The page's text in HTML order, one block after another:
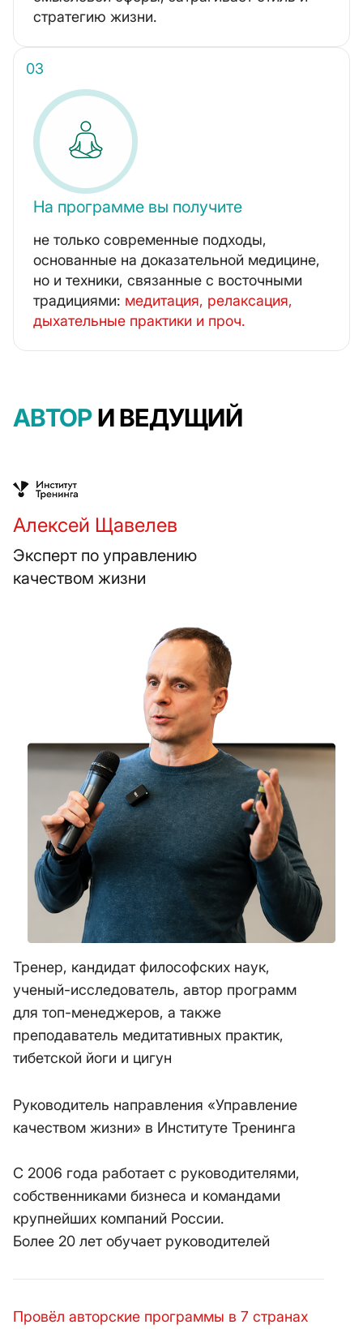
стратегию жизни.
На программе вы получите
не только современные подходы,
основанные на доказательной медицине,
но и техники, связанные с восточными
традициями: медитация, релаксация,
дыхательные практики и проч.
АВТОРИ ВЕДУЩИЙ
Алексей Щавелев
Эксперт по управлению
качеством жизни
Тренер, кандидат философских наук,
ученый-исследователь, автор программ
для топ-менеджеров, а также
преподаватель медитативных практик,
тибетской йоги и цигун
Руководитель направления «Управление
качеством жизни» в Институте Тренинга
С 2006 года работает с руководителями,
собственниками бизнеса и командами
крупнейших компаний России.
Более 20 лет обучает руководителей
Провёл авторские программы в 7 странах